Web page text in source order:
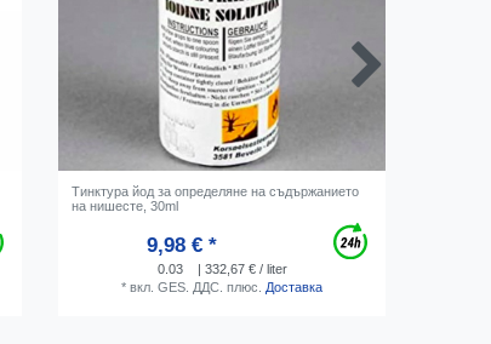
Тинктура йод за определяне на съдържанието
на нишесте, 30ml
9,98 € *
0.03
| 332,67 € / liter
* вкл. GES. ДДС. плюс. Доставка